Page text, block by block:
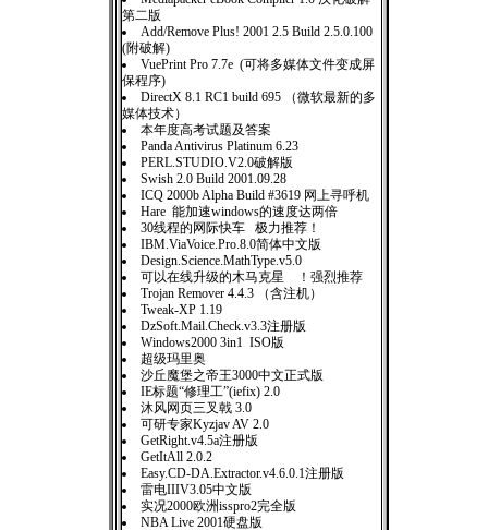
第二版
Add/Remove Plus! 2001 2.5 Build 2.5.0.100
(附破解)
VuePrint Pro 7.7e (可将多媒体文件变成屏
保程序)
DirectX 8.1 RC1 build 695 （微软最新的多
媒体技术）
本年度高考试题及答案
Panda Antivirus Platinum 6.23
PERL.STUDIO.V2.0破解版
Swish 2.0 Build 2001.09.28
ICQ 2000b Alpha Build #3619 网上寻呼机
Hare 能加速windows的速度达两倍
30线程的网际快车 极力推荐！
IBM.ViaVoice.Pro.8.0简体中文版
Design.Science.MathType.v5.0
可以在线升级的木马克星 ！强烈推荐
Trojan Remover 4.4.3 （含注机）
Tweak-XP 1.19
DzSoft.Mail.Check.v3.3注册版
Windows2000 3in1 ISO版
超级玛里奥
沙丘魔堡之帝王3000中文正式版
IE标题“修理工”(iefix) 2.0
沐风网页三叉戟 3.0
可研专家Kyzjav AV 2.0
GetRight.v4.5a注册版
GetItAll 2.0.2
Easy.CD-DA.Extractor.v4.6.0.1注册版
雷电IIIV3.05中文版
实况2000欧洲isspro2完全版
NBA Live 2001硬盘版